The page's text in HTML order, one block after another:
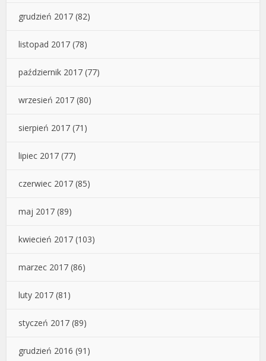
grudzień 2017 (82)
listopad 2017 (78)
październik 2017 (77)
wrzesień 2017 (80)
sierpień 2017 (71)
lipiec 2017 (77)
czerwiec 2017 (85)
maj 2017 (89)
kwiecień 2017 (103)
marzec 2017 (86)
luty 2017 (81)
styczeń 2017 (89)
grudzień 2016 (91)